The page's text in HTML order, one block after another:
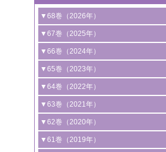
▼68巻（2026年）
1号 過酸化水素合成に関する研究動向
2号 コンピューター技術により加速する
触媒開発
3号 有機分子変換やCO 資源化のための
光触媒に関する最近の研究
B号 第137回触媒討論会（2026年）
▼67巻（2025年）
1号 CO
水素化によるグリーン燃料/グリ
ーンケミカル製造
2号 水素製造のための水分解技術に関す
る最近の研究
3号 オレフィン系樹脂の精密合成に関す
る最新技術
4号 アルコール類の効率的変換を実現す
▼66巻（2024年）
1号 低次元ナノ構造を有する触媒材料
2号 規制反応場を活用した固体触媒研究
の新展開
3号 未踏分子変換を目指した酸化触媒プ
ロセスの最前線
4号 シンクロトロン放射光および中性子
▼65巻（2023年）
1号 炭素が関わる触媒機能
2号 プラスチックケミカルリサイクルの
ための触媒技術
3号 非酸化物系金属化合物を基盤とした
触媒材料の開発
▼64巻（2022年）
1号 合成ガス製造とCOを用いるケミカル
ズ合成の最新動向
2号 化学品合成のための合金触媒開発
3号 CO の排出削減および有効活用のた
▼63巻（2021年）
1号 金触媒の新展開
2号 ペロブスカイト
▼62巻（2020年）
1号 触媒設計を拓く欠陥構造のキャラク
▼61巻（2019年）